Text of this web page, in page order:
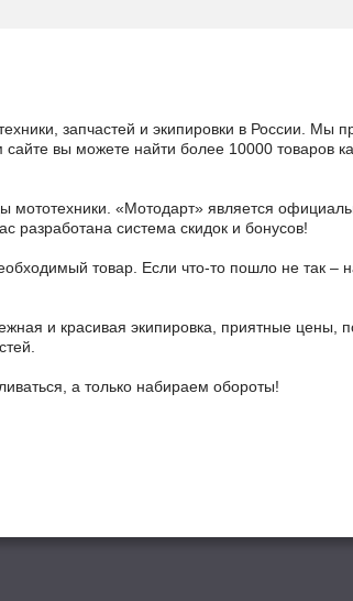
запчастей и экипировки в России. Мы
вы можете найти более 10000 товаров
мототехники. «Мотодарт» является
разработана система скидок и бонусов!
товар. Если что-то пошло не так –
и красивая экипировка, приятные цены,
а только набираем обороты!